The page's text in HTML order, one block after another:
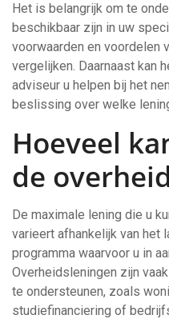
Het is belangrijk om te
beschikbaar zijn in uw
voorwaarden en voordelen
vergelijken. Daarnaast kan
adviseur u helpen bij het
beslissing over welke
Hoeveel
de
De maximale lening die u
varieert afhankelijk van het
programma waarvoor u in
Overheidsleningen zijn
te ondersteunen, zoals
studiefinanciering of